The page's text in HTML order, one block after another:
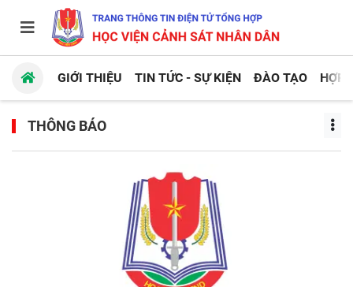
GIỚI THIỆU TIN TỨC - SỰ KIỆN ĐÀO TẠO HỢP
THÔNG BÁO